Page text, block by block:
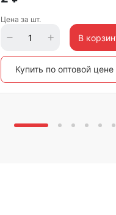
Цена за шт.
В
Купить по оптовой цене